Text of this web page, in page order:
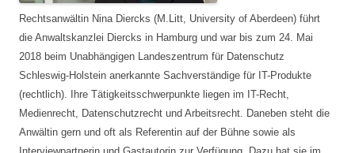
Rechtsanwältin Nina Diercks (M.Litt, University of Aberdeen) führt
die Anwaltskanzlei Diercks in Hamburg und war bis zum 24. Mai
2018 beim Unabhängigen Landeszentrum für Datenschutz
Schleswig-Holstein anerkannte Sachverständige für IT-Produkte
(rechtlich). Ihre Tätigkeitsschwerpunkte liegen im IT-Recht,
Medienrecht, Datenschutzrecht und Arbeitsrecht. Daneben steht die
Anwältin gern und oft als Referentin auf der Bühne sowie als